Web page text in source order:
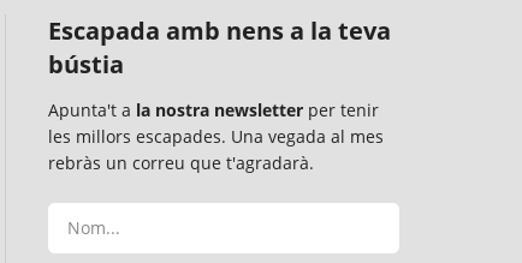
Escapada amb nens a la teva
bústia
Apunta't a la nostra newsletter per tenir
les millors escapades. Una vegada al mes
rebràs un correu que t'agradarà.